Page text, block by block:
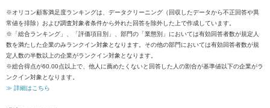
※オリコン顧客満足度ランキングは、データクリーニング（回収したデータから不正回答や異
常値を排除）および調査対象者条件から外れた回答を除外した上で作成しています。
※「総合ランキング」、「評価項目別」、部門の「業態別」においては有効回答者数が規定人
数を満たした企業のみランクイン対象となります。その他の部門においては有効回答者数が規
定人数の半数以上の企業がランクイン対象となります。
※総合得点が60.00点以上で、他人に薦めたくないと回答した人の割合が基準値以下の企業がラ
ンクイン対象となります。
≫ 詳細はこちら